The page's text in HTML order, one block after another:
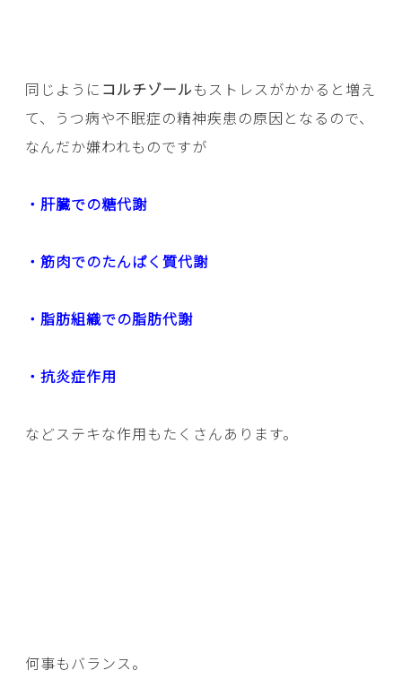
同じように コルチゾールもストレスがかかると増え
て、うつ病や不眠症の精神疾患の原因となるので、
なんだか嫌われものですが
・肝臓での糖代謝
・筋肉でのたんぱく質代謝
・脂肪組織での脂肪代謝
・抗炎症作用
などステキな作用もたくさんあります。
何事もバランス。